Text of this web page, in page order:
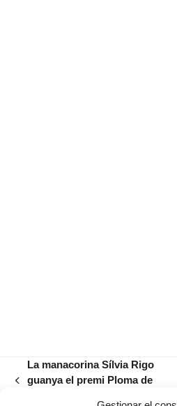
previous
La manacorina Sílvia Rigo
guanya el premi Ploma de